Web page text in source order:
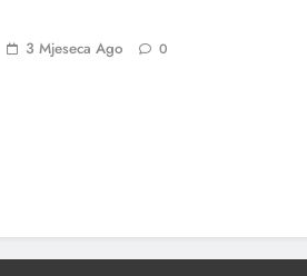
3 Mjeseca Ago 0